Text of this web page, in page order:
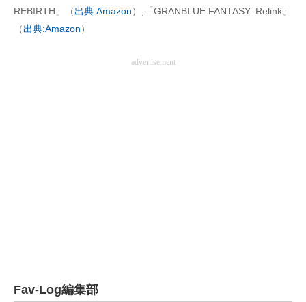
企業向けIT製品の総合サイト
REBIRTH」（出典:Amazon）,「GRANBLUE FANTASY: Relink」
（出典:Amazon）
advertisement
Fav-Log編集部